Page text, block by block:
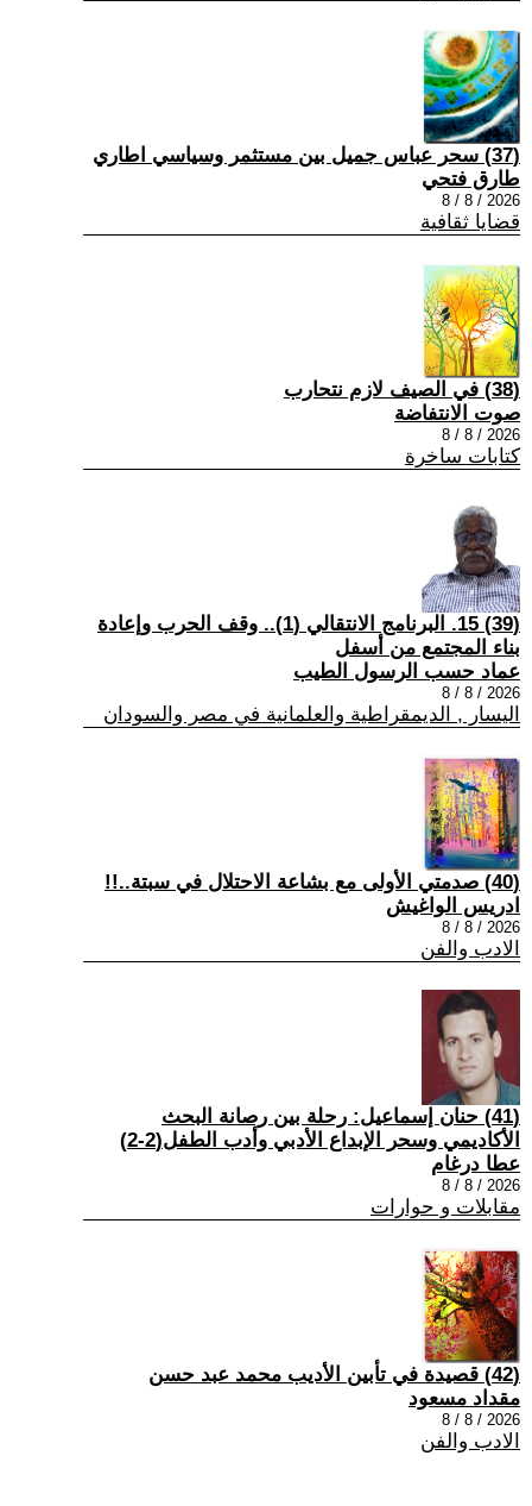
(37) سحر عباس جميل بين مستثمر وسياسي اطاري
طارق فتحي
2026 / 8 / 8
قضايا ثقافية
(38) في الصيف لازم نتحارب
صوت الانتفاضة
2026 / 8 / 8
كتابات ساخرة
(39) 15. البرنامج الانتقالي (1).. وقف الحرب وإعادة
بناء المجتمع من أسفل
عماد حسب الرسول الطيب
2026 / 8 / 8
اليسار , الديمقراطية والعلمانية في مصر والسودان
(40) صدمتي الأولى مع بشاعة الاحتلال في سبتة..!!
ادريس الواغيش
2026 / 8 / 8
الادب والفن
(41) حنان إسماعيل: رحلة بين رصانة البحث
الأكاديمي وسحر الإبداع الأدبي وأدب الطفل(2-2)
عطا درغام
2026 / 8 / 8
مقابلات و حوارات
(42) قصيدة في تأبين الأديب محمد عبد حسن
مقداد مسعود
2026 / 8 / 8
الادب والفن